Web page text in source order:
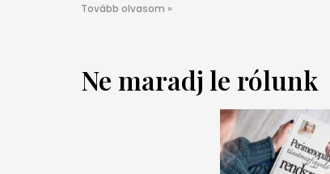
Tovább olvasom »
Ne maradj le rólunk